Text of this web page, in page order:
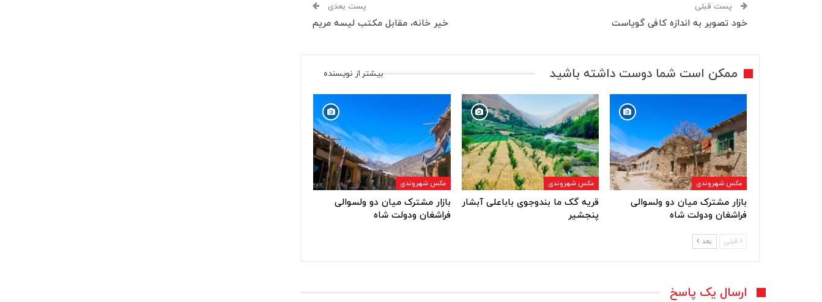
پست قبلی
خود تصویر به اندازه کافی گویاست
پست بعدی
‏خیر خانه، مقابل مکتب لیسه مریم
ممکن است شما دوست داشته باشید بیشتر از نویسنده
عکس شهروندی
بازار مشترک میان دو ولسوالی
فراشغان ودولت شاه
عکس شهروندی
قریه گک ما بندوجوی باباعلی آبشار
پنجشیر
عکس شهروندی
بازار مشترک میان دو ولسوالی
فراشغان ودولت شاه
قبلی بعد
ارسال یک پاسخ